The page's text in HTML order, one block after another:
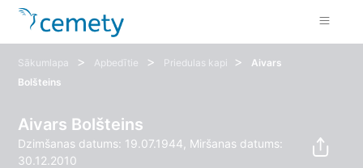
Sākumlapa > Apbedītie > Priedulas kapi >
Aivars
Bolšteins
Aivars Bolšteins
Dzimšanas datums: 19.07.1944, Miršanas datums:
30.12.2010